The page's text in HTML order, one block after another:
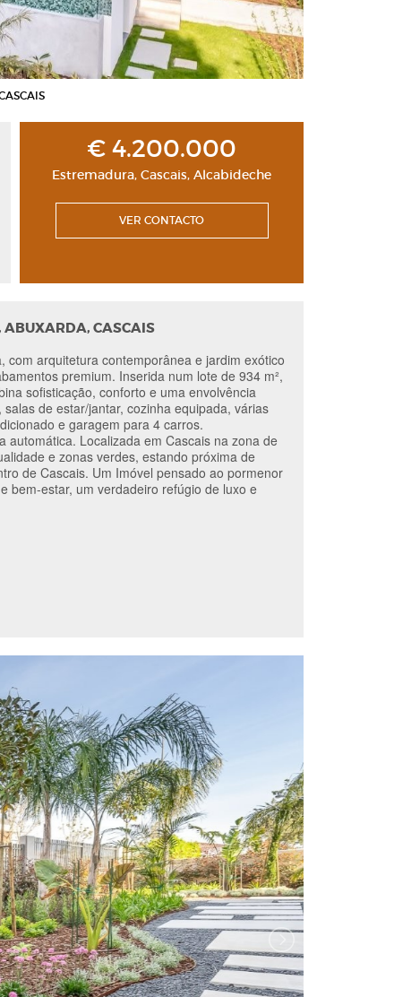
€ 4.200.000
Estremadura,Cascais,Alcabideche
VER CONTACTO
ABUXARDA, CASCAIS
com arquitetura contemporânea e jardim exótico
premium. Inserida num lote de 934 m²,
sofisticação, conforto e uma envolvência
de estar/jantar, cozinha equipada, várias
e garagem para 4 carros.
automática. Localizada em Cascais na zona de
e zonas verdes, estando próxima de
de Cascais. Um Imóvel pensado ao pormenor
bem-estar, um verdadeiro refúgio de luxo e